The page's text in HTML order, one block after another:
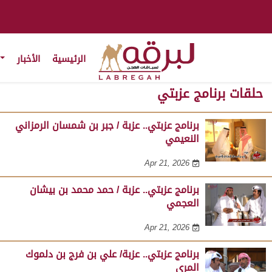
الرئيسية الأخبار
حلقات برنامج عزبتي
برنامج عزبتي.. عزبة / جبر بن شمسان الرمزاني
النعيمي
Apr 21, 2026
برنامج عزبتي.. عزبة / حمد محمد بن بيشان
العجمي
Apr 21, 2026
برنامج عزبتي.. عزبة/ علي بن فرج بن دلموك
المري